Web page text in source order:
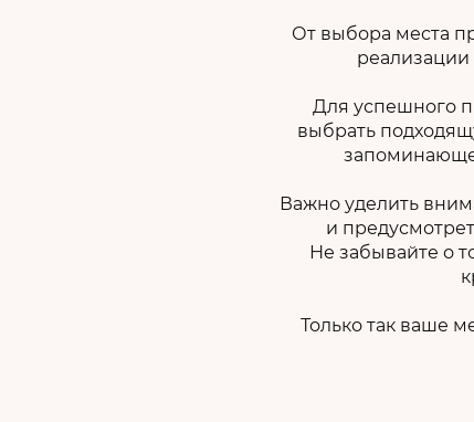
От выбора места
Для успешного
выбрать
Важно уделить
и
Не забывайте о
Только так ваше